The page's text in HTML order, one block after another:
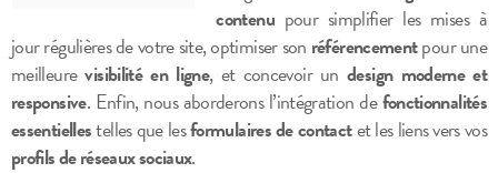
contenupour simplifier les mises à
jour régulières de votre site, optimiser son référencementpour une
meilleurevisibilité en ligne, et concevoir undesign moderne et
responsive. Enfin, nous aborderons l’intégration defonctionnalités
essentiellestelles que lesformulaires de contactet les liens vers vos
profils de réseaux sociaux.